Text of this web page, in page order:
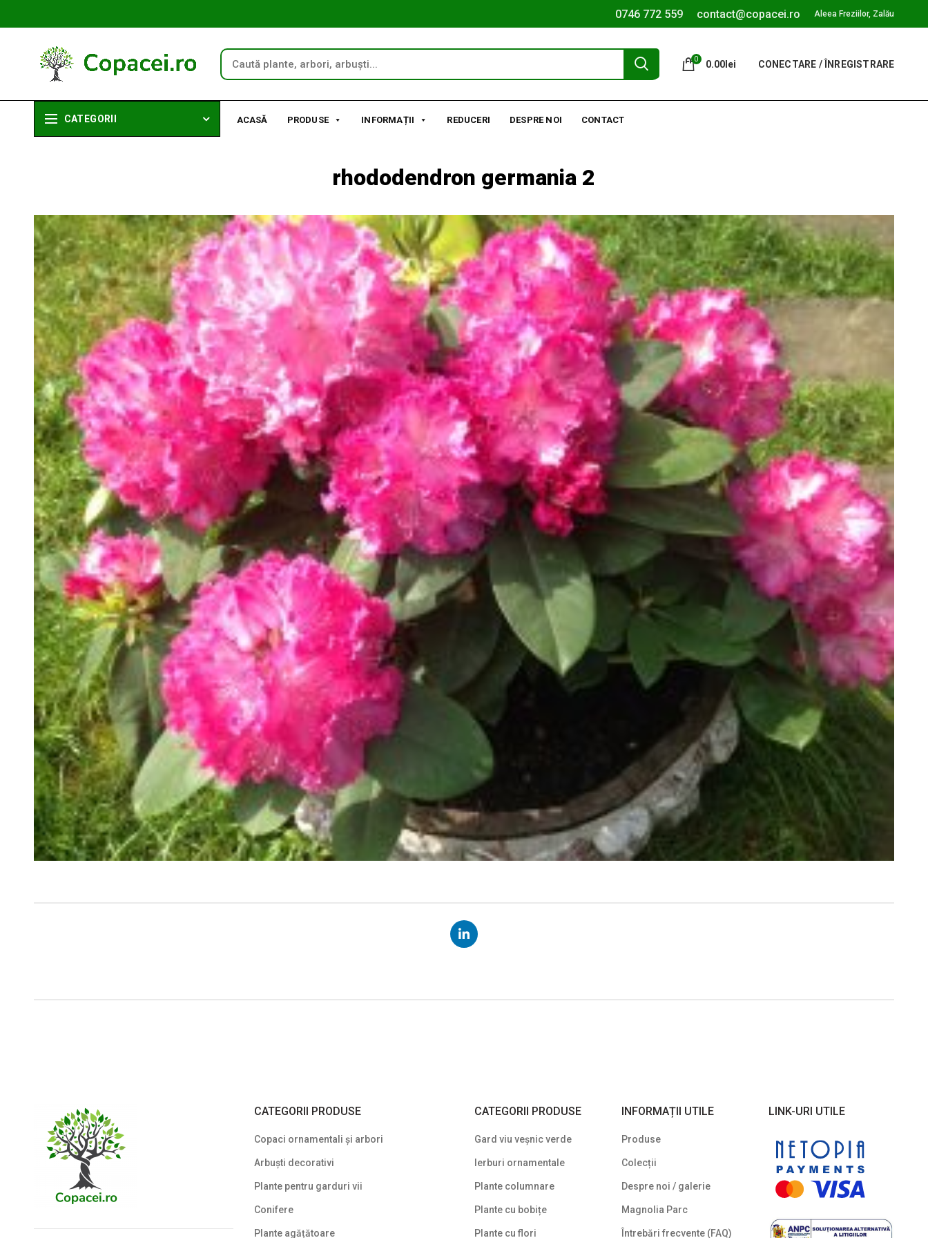
0746 772 559 contact@copacei.ro Aleea Freziilor, Zalău
0 0.00lei CONECTARE / ÎNREGISTRARE
CATEGORII ACASĂ PRODUSE INFORMAȚII REDUCERI DESPRE NOI CONTACT
rhododendron germania 2
CATEGORII PRODUSE
Copaci ornamentali și arbori
Arbuști decorativi
Plante pentru garduri vii
Conifere
Plante agățătoare
CATEGORII PRODUSE
Gard viu veșnic verde
Ierburi ornamentale
Plante columnare
Plante cu bobițe
Plante cu flori
INFORMAȚII UTILE
Produse
Colecții
Despre noi / galerie
Magnolia Parc
Întrebări frecvente (FAQ)
LINK-URI UTILE